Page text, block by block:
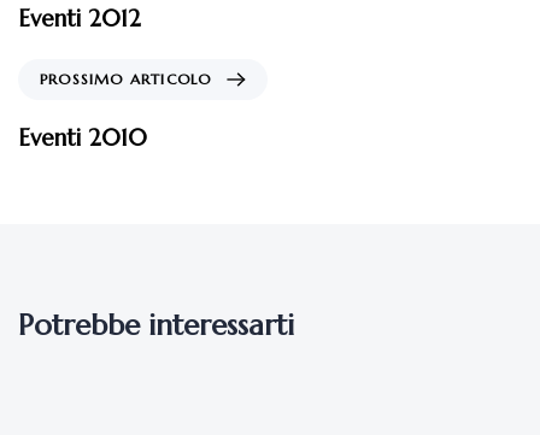
Eventi 2012
PROSSIMO ARTICOLO
Eventi 2010
Potrebbe interessarti